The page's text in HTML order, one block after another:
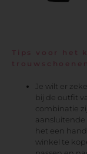
Tips voor het
trouwschoenen
Je wilt er
bij de outfit
combinatie
het een
winkel te